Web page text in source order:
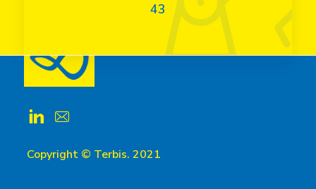
43
Copyright © Terbis. 2021